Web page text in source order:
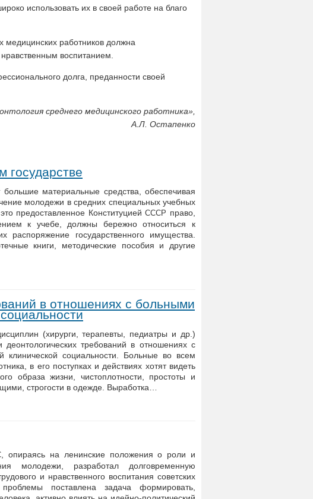
использовать их в своей работе на благо
медицинских работников должна
воспитанием.
долга, преданности своей
среднего медицинского работника»,
А.Л. Остапенко
государстве
большие материальные средства, обеспечивая
молодежи в средних специальных учебных
предоставленное КонституциейСССР право,
к учебе, должны бережно относиться к
распоряжение государственного имущества.
книги, методические пособия и другие
в отношениях с больными
(хирурги, терапевты, педиатры и др.)
деонтологических требований в отношениях с
клинической социальности. Больные во всем
в его поступках и действиях хотят видеть
образа жизни, чистоплотности, простоты и
строгости в одежде. Выработка…
, опираясь на ленинские положения о роли и
молодежи, разработал долговременную
и нравственного воспитания советских
поставлена задача формировать,